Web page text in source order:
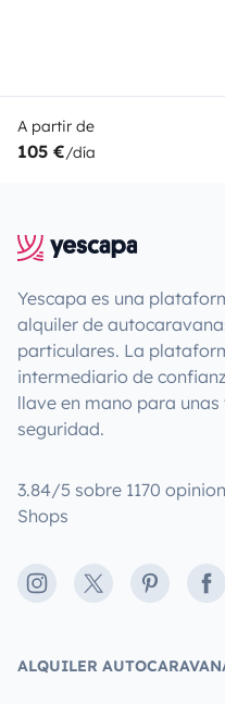
A partir de
105 €/día
Yescapa es una
alquiler de
particulares. La
intermediario de
llave en mano para
seguridad.
3.84/5 sobre 1170
Shops
Instagram
X Pinterest
ALQUILER